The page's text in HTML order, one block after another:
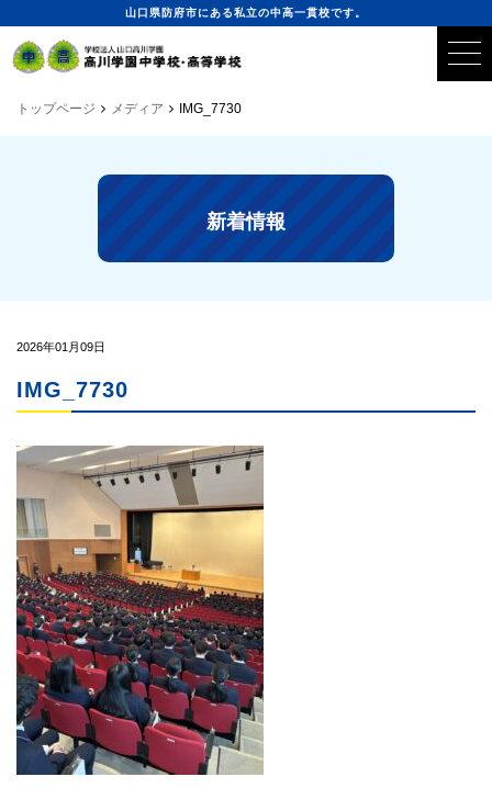
山口県防府市にある私立の中高一貫校です。
トップページ メディア IMG_7730
新着情報
2026年01月09日
IMG_7730